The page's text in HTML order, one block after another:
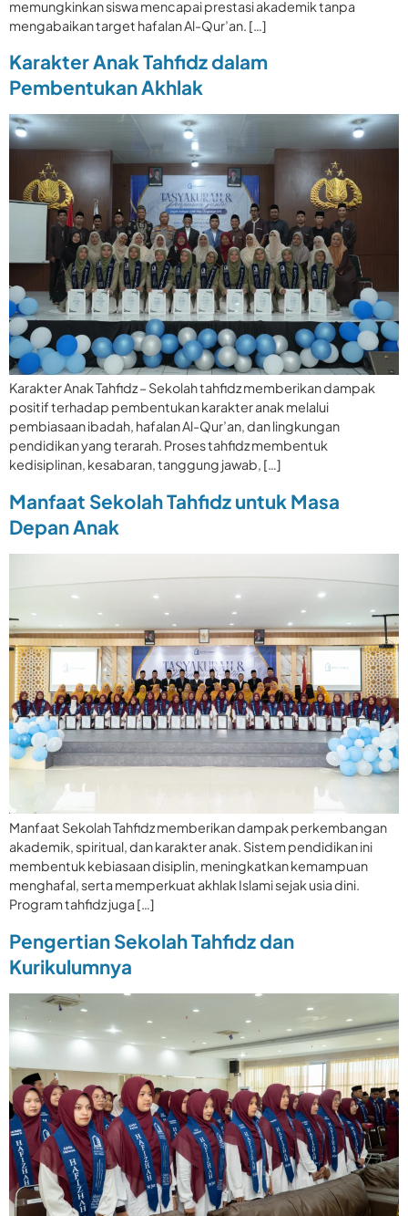
memungkinkan siswa mencapai prestasi akademik tanpa
mengabaikan target hafalan Al-Qur’an. […]
Karakter Anak Tahfidz dalam
Pembentukan Akhlak
Karakter Anak Tahfidz – Sekolah tahfidz memberikan dampak
positif terhadap pembentukan karakter anak melalui
pembiasaan ibadah, hafalan Al-Qur’an, dan lingkungan
pendidikan yang terarah. Proses tahfidz membentuk
kedisiplinan, kesabaran, tanggung jawab, […]
Manfaat Sekolah Tahfidz untuk Masa
Depan Anak
Manfaat Sekolah Tahfidz memberikan dampak perkembangan
akademik, spiritual, dan karakter anak. Sistem pendidikan ini
membentuk kebiasaan disiplin, meningkatkan kemampuan
menghafal, serta memperkuat akhlak Islami sejak usia dini.
Program tahfidz juga […]
Pengertian Sekolah Tahfidz dan
Kurikulumnya